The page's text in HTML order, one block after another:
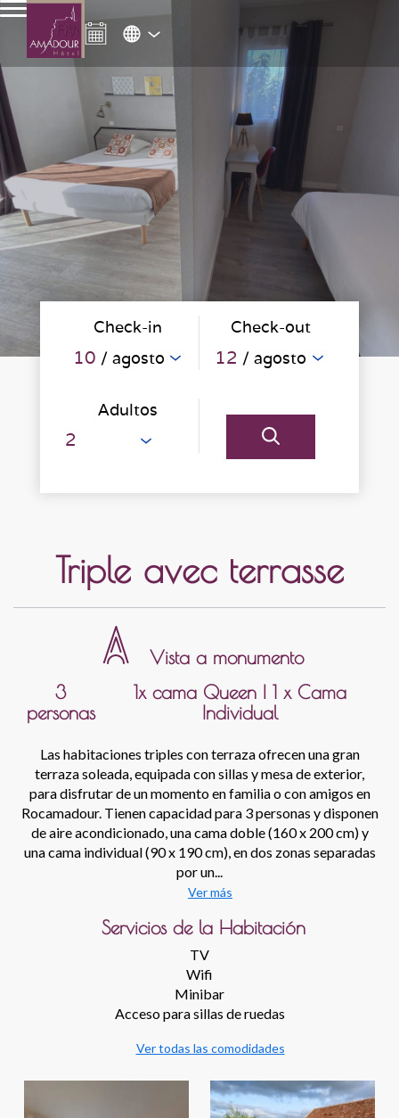
Check-in
10 / agosto
Check-out
12 / agosto
Adultos
Triple avec terrasse
Vista a monumento
3
personas
1x cama Queen| 1 x Cama
Individual
Las habitaciones triples con terraza ofrecen una gran
terraza soleada, equipada con sillas y mesa de exterior,
para disfrutar de un momento en familia o con amigos en
Rocamadour. Tienen capacidad para 3 personas y disponen
de aire acondicionado, una cama doble (160 x 200 cm) y
una cama individual (90 x 190 cm), en dos zonas separadas
por un...
Ver más
Servicios de la Habitación
TV
Wifi
Minibar
Acceso para sillas de ruedas
Ver todas las comodidades